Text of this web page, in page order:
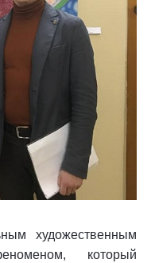
художественным
который